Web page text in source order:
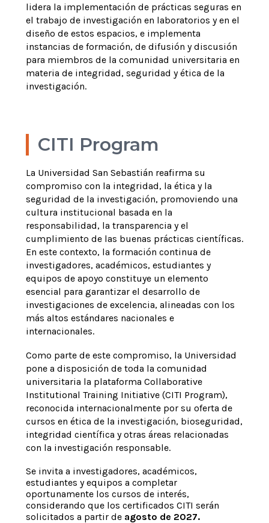
lidera la implementación de prácticas seguras en
el trabajo de investigación en laboratorios y en el
diseño de estos espacios, e implementa
instancias de formación, de difusión y discusión
para miembros de la comunidad universitaria en
materia de integridad, seguridad y ética de la
investigación.
CITI Program
La Universidad San Sebastián reafirma su
compromiso con la integridad, la ética y la
seguridad de la investigación, promoviendo una
cultura institucional basada en la
responsabilidad, la transparencia y el
cumplimiento de las buenas prácticas científicas.
En este contexto, la formación continua de
investigadores, académicos, estudiantes y
equipos de apoyo constituye un elemento
esencial para garantizar el desarrollo de
investigaciones de excelencia, alineadas con los
más altos estándares nacionales e
internacionales.
Como parte de este compromiso, la Universidad
pone a disposición de toda la comunidad
universitaria la plataforma Collaborative
Institutional Training Initiative (CITI Program),
reconocida internacionalmente por su oferta de
cursos en ética de la investigación, bioseguridad,
integridad científica y otras áreas relacionadas
con la investigación responsable.
Se invita a investigadores, académicos,
estudiantes y equipos a completar
oportunamente los cursos de interés,
considerando que los certificados CITI serán
solicitados a partir de agosto de 2027.